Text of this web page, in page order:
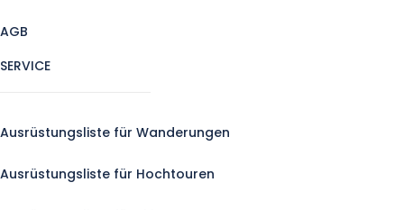
AGB
SERVICE
Ausrüstungsliste für Wanderungen
Ausrüstungsliste für Hochtouren